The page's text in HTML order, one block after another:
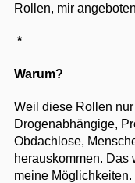
Rollen, mir
*
Warum?
Weil diese Rollen
Drogenabhängige,
Obdachlose,
herauskommen. Das
meine